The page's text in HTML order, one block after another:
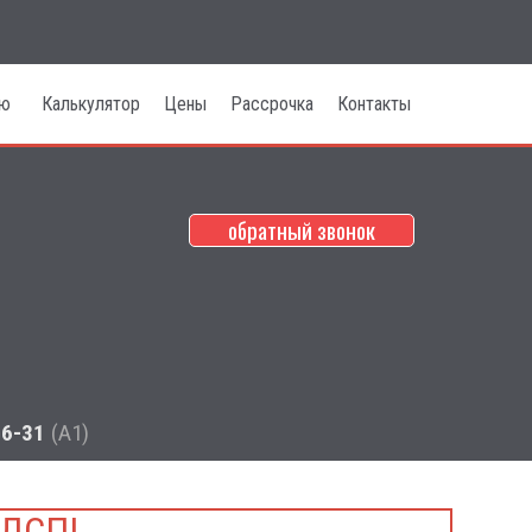
31 (А1)
обратный звонок
Калькулятор Цены Рассрочка Контакты
НЕДОРОГО КУПИТЬ
РИСУНКА!